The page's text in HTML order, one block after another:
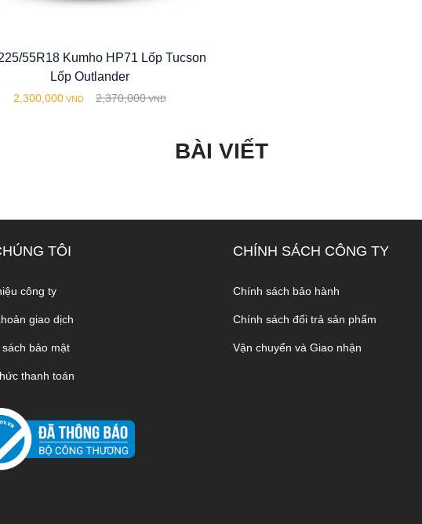
55R18 Kumho HP71 Lốp Tucson
Lốp Outlander
2,300,000 VND 2,370,000 VND
BÀI VIẾT
TÔI
công ty
giao dịch
bảo mật
thanh toán
CHÍNH SÁCH CÔNG TY
Chính sách bảo hành
Chính sách đổi trả sản phẩm
Vận chuyển và Giao nhận